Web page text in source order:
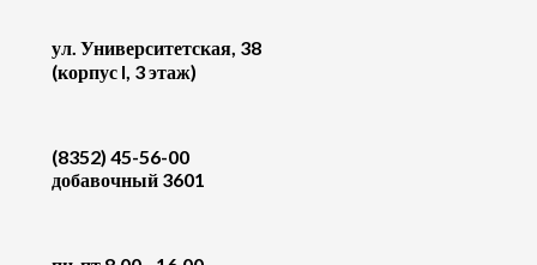
ул. Университетская, 38
(корпус I, 3 этаж)
(8352) 45-56-00
добавочный 3601